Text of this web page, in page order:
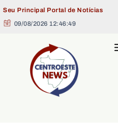
Seu Principal Portal de Notícias
09/08/2026 12:46:49